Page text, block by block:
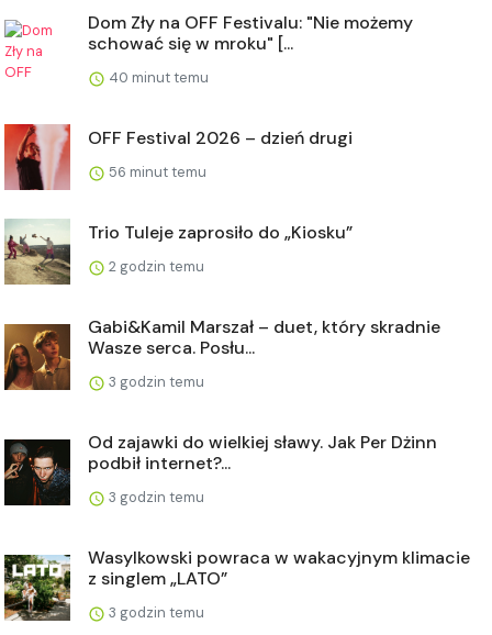
Dom Zły na OFF Festivalu: "Nie możemy
schować się w mroku" [...
40 minut temu
OFF Festival 2026 – dzień drugi
56 minut temu
Trio Tuleje zaprosiło do „Kiosku”
2 godzin temu
Gabi&Kamil Marszał – duet, który skradnie
Wasze serca. Posłu...
3 godzin temu
Od zajawki do wielkiej sławy. Jak Per Dżinn
podbił internet?...
3 godzin temu
Wasylkowski powraca w wakacyjnym klimacie
z singlem „LATO”
3 godzin temu